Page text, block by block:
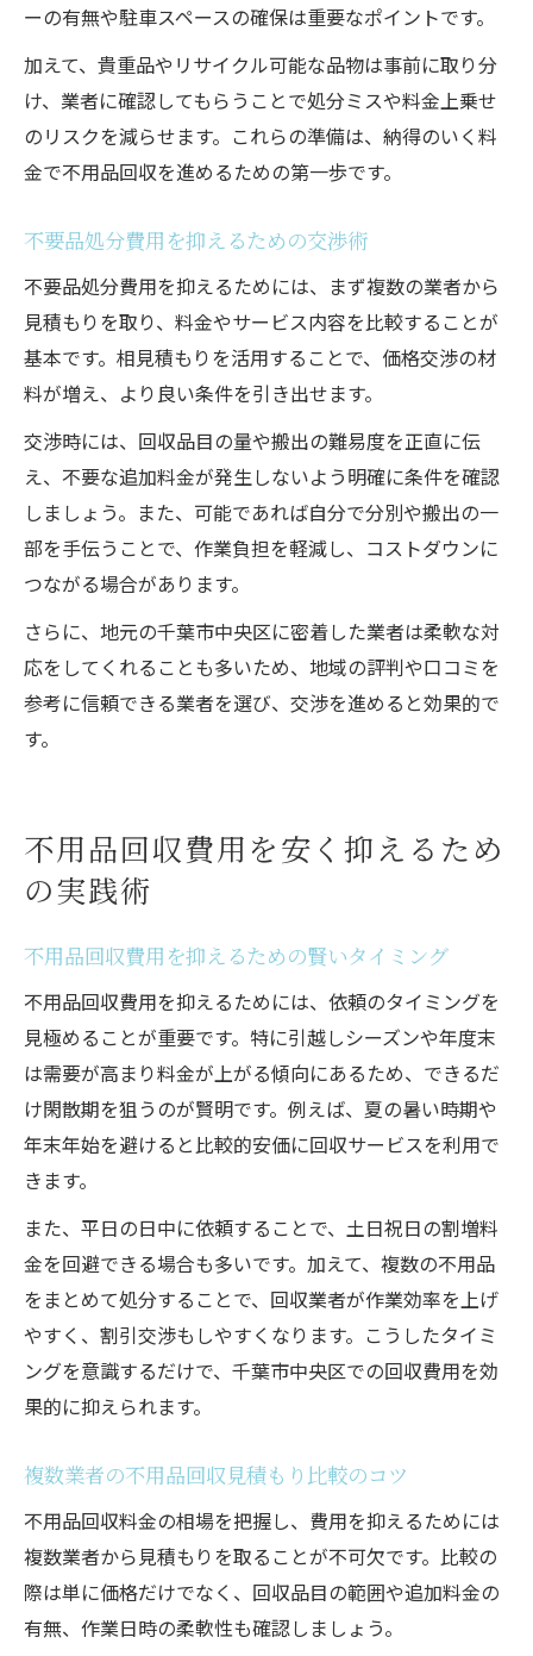
ーの有無や駐車スペースの確保は重要なポイントです。
加えて、貴重品やリサイクル可能な品物は事前に取り分
け、業者に確認してもらうことで処分ミスや料金上乗せ
のリスクを減らせます。これらの準備は、納得のいく料
金で不用品回収を進めるための第一歩です。
不要品処分費用を抑えるための交渉術
不要品処分費用を抑えるためには、まず複数の業者から
見積もりを取り、料金やサービス内容を比較することが
基本です。相見積もりを活用することで、価格交渉の材
料が増え、より良い条件を引き出せます。
交渉時には、回収品目の量や搬出の難易度を正直に伝
え、不要な追加料金が発生しないよう明確に条件を確認
しましょう。また、可能であれば自分で分別や搬出の一
部を手伝うことで、作業負担を軽減し、コストダウンに
つながる場合があります。
さらに、地元の千葉市中央区に密着した業者は柔軟な対
応をしてくれることも多いため、地域の評判や口コミを
参考に信頼できる業者を選び、交渉を進めると効果的で
す。
不用品回収費用を安く抑えるため
の実践術
不用品回収費用を抑えるための賢いタイミング
不用品回収費用を抑えるためには、依頼のタイミングを
見極めることが重要です。特に引越しシーズンや年度末
は需要が高まり料金が上がる傾向にあるため、できるだ
け閑散期を狙うのが賢明です。例えば、夏の暑い時期や
年末年始を避けると比較的安価に回収サービスを利用で
きます。
また、平日の日中に依頼することで、土日祝日の割増料
金を回避できる場合も多いです。加えて、複数の不用品
をまとめて処分することで、回収業者が作業効率を上げ
やすく、割引交渉もしやすくなります。こうしたタイミ
ングを意識するだけで、千葉市中央区での回収費用を効
果的に抑えられます。
複数業者の不用品回収見積もり比較のコツ
不用品回収料金の相場を把握し、費用を抑えるためには
複数業者から見積もりを取ることが不可欠です。比較の
際は単に価格だけでなく、回収品目の範囲や追加料金の
有無、作業日時の柔軟性も確認しましょう。